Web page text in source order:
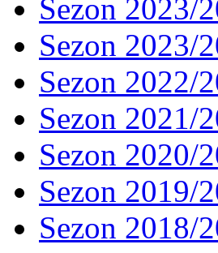
Sezon 2023/
Sezon 2023/
Sezon 2022/
Sezon 2021/
Sezon 2020/
Sezon 2019/
Sezon 2018/